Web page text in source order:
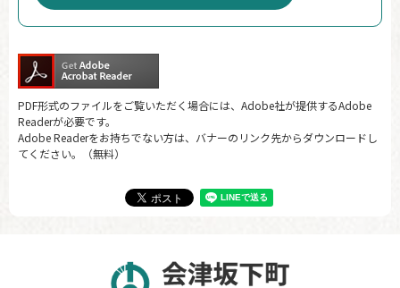
PDF形式のファイルをご覧いただく場合には、Adobe社が提供するAdobe
Readerが必要です。
Adobe Readerをお持ちでない方は、バナーのリンク先からダウンロードし
てください。（無料）